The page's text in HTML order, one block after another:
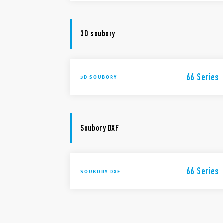
3D soubory
3D SOUBORY 66 Series
Soubory DXF
SOUBORY DXF 66 Series